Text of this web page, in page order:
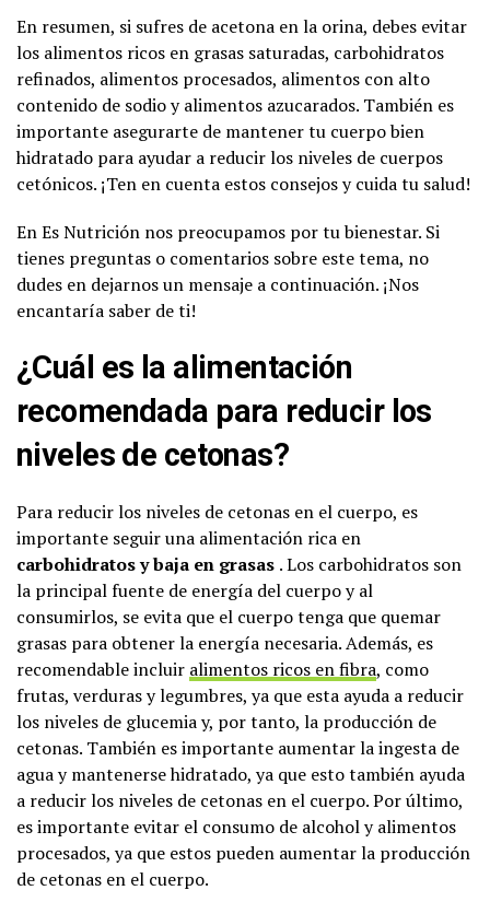
En resumen, si sufres de acetona en la orina, debes evitar
los alimentos ricos en grasas saturadas, carbohidratos
refinados, alimentos procesados, alimentos con alto
contenido de sodio y alimentos azucarados. También es
importante asegurarte de mantener tu cuerpo bien
hidratado para ayudar a reducir los niveles de cuerpos
cetónicos. ¡Ten en cuenta estos consejos y cuida tu salud!
En Es Nutrición nos preocupamos por tu bienestar. Si
tienes preguntas o comentarios sobre este tema, no
dudes en dejarnos un mensaje a continuación. ¡Nos
encantaría saber de ti!
¿Cuál es la alimentación
recomendada para reducir los
niveles de cetonas?
Para reducir los niveles de cetonas en el cuerpo, es
importante seguir una alimentación rica en
carbohidratos y baja en grasas . Los carbohidratos son
la principal fuente de energía del cuerpo y al
consumirlos, se evita que el cuerpo tenga que quemar
grasas para obtener la energía necesaria. Además, es
recomendable incluir alimentos ricos en fibra, como
frutas, verduras y legumbres, ya que esta ayuda a reducir
los niveles de glucemia y, por tanto, la producción de
cetonas. También es importante aumentar la ingesta de
agua y mantenerse hidratado, ya que esto también ayuda
a reducir los niveles de cetonas en el cuerpo. Por último,
es importante evitar el consumo de alcohol y alimentos
procesados, ya que estos pueden aumentar la producción
de cetonas en el cuerpo.